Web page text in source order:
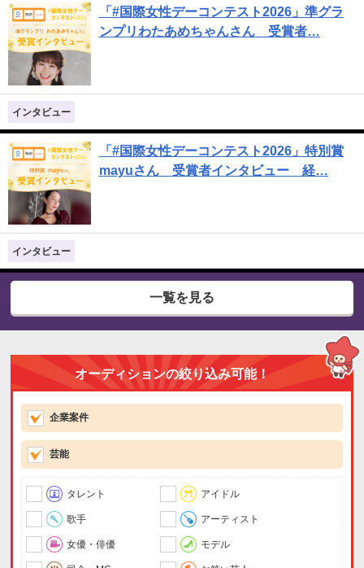
「#国際女性デーコンテスト2026」準グラ
ンプリわたあめちゃんさん 受賞者…
インタビュー
「#国際女性デーコンテスト2026」特別賞
mayuさん 受賞者インタビュー 経…
インタビュー
一覧を見る
オーディションの絞り込み可能！
企業案件
芸能
タレント アイドル
歌手 アーティスト
女優・俳優 モデル